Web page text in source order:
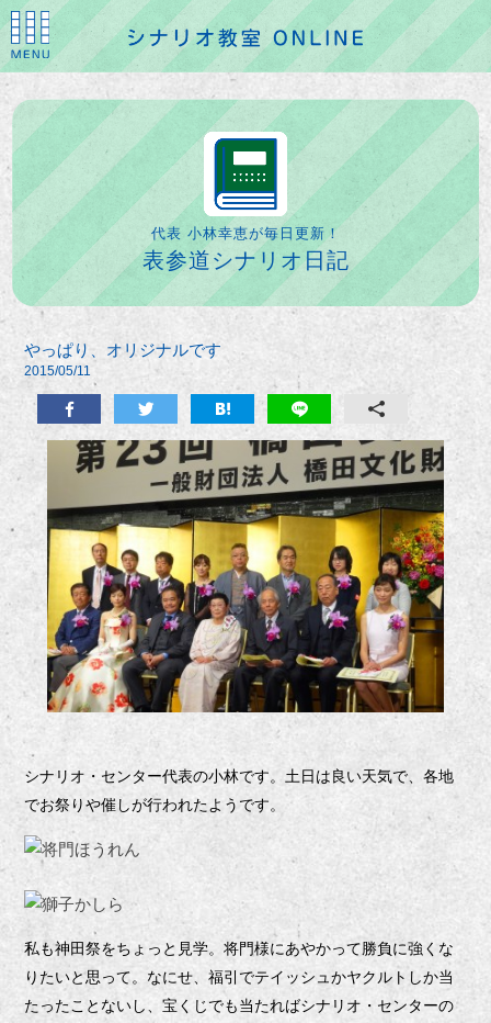
代表 小林幸恵が毎日更新！
表参道シナリオ日記
やっぱり、オリジナルです
2015/05/11
シナリオ・センター代表の小林です。土日は良い天気で、各地
でお祭りや催しが行われたようです。
私も神田祭をちょっと見学。将門様にあやかって勝負に強くな
りたいと思って。なにせ、福引でテイッシュかヤクルトしか当
たったことないし、宝くじでも当たればシナリオ・センターの